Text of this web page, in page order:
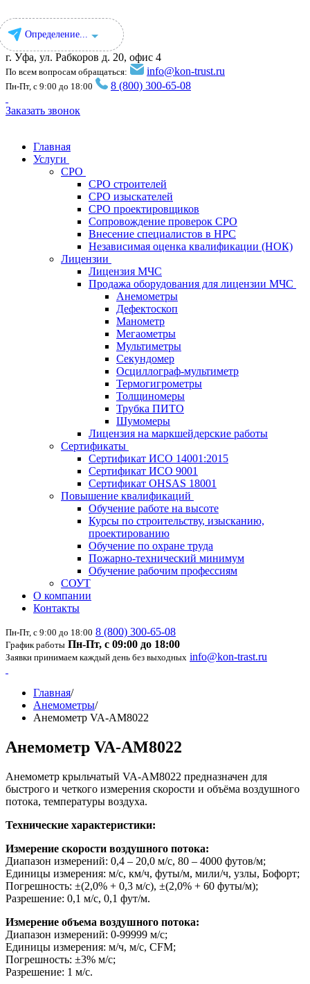
Определение...
г. Уфа, ул. Рабкоров д. 20, офис 4
По всем вопросам обращаться: info@kon-trust.ru
Пн-Пт, с 9:00 до 18:00 8 (800) 300-65-08
Заказать звонок
Главная
Услуги
СРО
СРО строителей
СРО изыскателей
СРО проектировщиков
Сопровождение проверок СРО
Внесение специалистов в НРС
Независимая оценка квалификации (НОК)
Лицензии
Лицензия МЧС
Продажа оборудования для лицензии МЧС
Анемометры
Дефектоскоп
Манометр
Мегаометры
Мультиметры
Секундомер
Осциллограф-мультиметр
Термогигрометры
Толщиномеры
Трубка ПИТО
Шумомеры
Лицензия на маркшейдерские работы
Сертификаты
Сертификат ИСО 14001:2015
Сертификат ИСО 9001
Сертификат OHSAS 18001
Повышение квалификаций
Обучение работе на высоте
Курсы по строительству, изысканию,
проектированию
Обучение по охране труда
Пожарно-технический минимум
Обучение рабочим профессиям
СОУТ
О компании
Контакты
Пн-Пт, с 9:00 до 18:00 8 (800) 300-65-08
График работы Пн-Пт, с 09:00 до 18:00
Заявки принимаем каждый день без выходных info@kon-trast.ru
Главная/
Анемометры/
Анемометр VA-AM8022
Анемометр VA-AM8022
Анемометр крыльчатый VA-АМ8022 предназначен для
быстрого и четкого измерения скорости и объёма воздушного
потока, температуры воздуха.
Технические характеристики:
Измерение скорости воздушного потока:
Диапазон измерений: 0,4 – 20,0 м/с, 80 – 4000 футов/м;
Единицы измерения: м/с, км/ч, футы/м, мили/ч, узлы, Бофорт;
Погрешность: ±(2,0% + 0,3 м/с), ±(2,0% + 60 футы/м);
Разрешение: 0,1 м/с, 0,1 фут/м.
Измерение объема воздушного потока:
Диапазон измерений: 0-99999 м/с;
Единицы измерения: м/ч, м/с, CFM;
Погрешность: ±3% м/с;
Разрешение: 1 м/с.